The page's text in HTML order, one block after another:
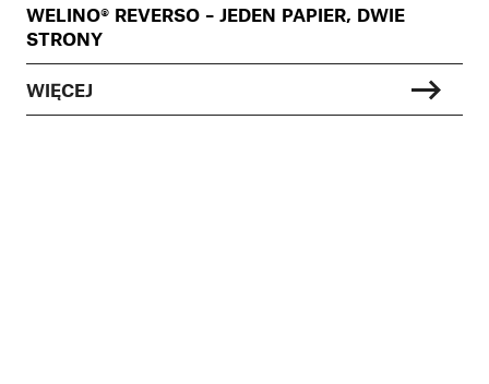
WELINO® REVERSO – JEDEN PAPIER, DWIE
STRONY
WIĘCEJ